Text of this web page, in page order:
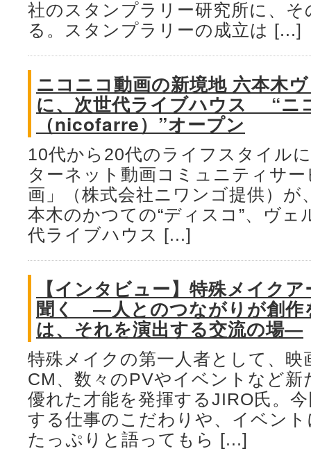
社のスタンプラリー研究所に、
る。スタンプラリーの成立は [...]
ニコニコ動画の新境地 六本木
に、次世代ライブハウス “ニ
（nicofarre）”オープン
10代から20代のライフスタイル
ターネット動画コミュニティサ
画」（株式会社ニワンゴ提供）が
本木のかつての“ディスコ”、ヴェ
代ライブハウス [...]
【インタビュー】特殊メイク
聞く ―人とのつながりが創作
は、それを演出する交流の場―
特殊メイクの第一人者として、
CM、数々のPVやイベントなど新
優れた才能を発揮するJIRO氏。
する仕事のこだわりや、イベン
たっぷりと語ってもら [...]